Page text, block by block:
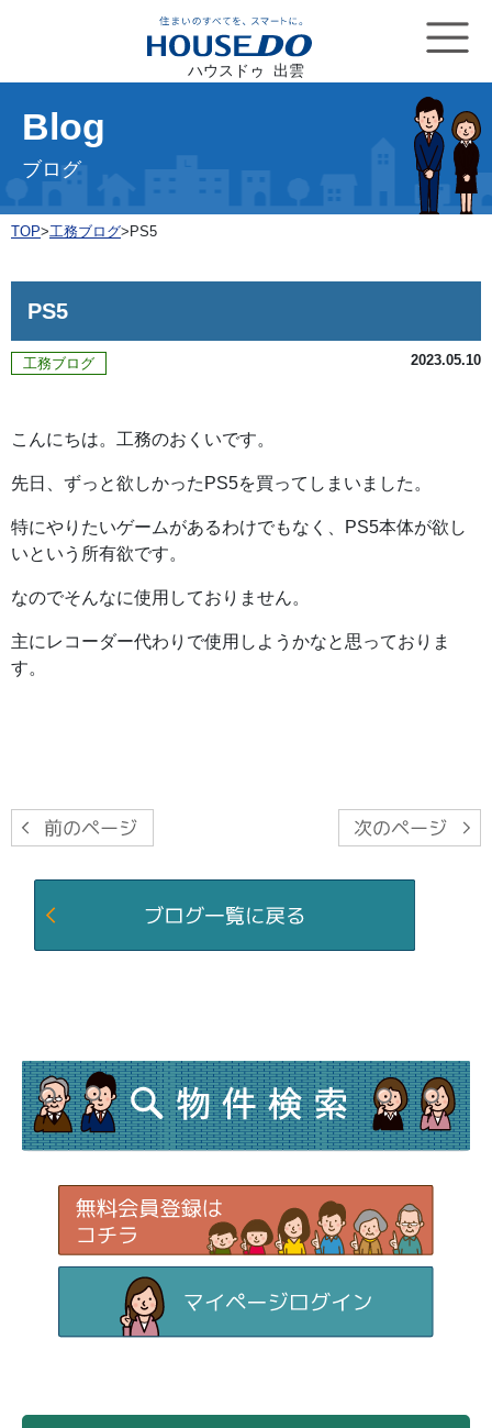
ハウスドゥ 出雲
Blog
ブログ
TOP>工務ブログ> PS5
PS5
工務ブログ 2023.05.10
こんにちは。工務のおくいです。
先日、ずっと欲しかったPS5を買ってしまいました。
特にやりたいゲームがあるわけでもなく、PS5本体が欲し
いという所有欲です。
なのでそんなに使用しておりません。
主にレコーダー代わりで使用しようかなと思っておりま
す。